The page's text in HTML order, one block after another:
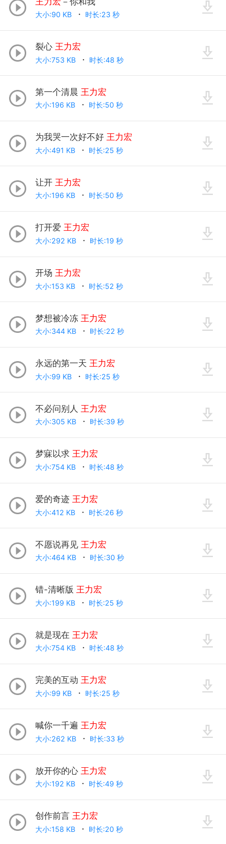
大小:90 KB 时长:23 秒
裂心 王力宏
大小:753 KB 时长:48 秒
第一个清晨 王力宏
大小:196 KB 时长:50 秒
为我哭一次好不好 王力宏
大小:491 KB 时长:25 秒
让开 王力宏
大小:196 KB 时长:50 秒
打开爱 王力宏
大小:292 KB 时长:19 秒
开场 王力宏
大小:153 KB 时长:52 秒
梦想被冷冻 王力宏
大小:344 KB 时长:22 秒
永远的第一天 王力宏
大小:99 KB 时长:25 秒
不必问别人 王力宏
大小:305 KB 时长:39 秒
梦寐以求 王力宏
大小:754 KB 时长:48 秒
爱的奇迹 王力宏
大小:412 KB 时长:26 秒
不愿说再见 王力宏
大小:464 KB 时长:30 秒
错-清晰版 王力宏
大小:199 KB 时长:25 秒
就是现在 王力宏
大小:754 KB 时长:48 秒
完美的互动 王力宏
大小:99 KB 时长:25 秒
喊你一千遍 王力宏
大小:262 KB 时长:33 秒
放开你的心 王力宏
大小:192 KB 时长:49 秒
创作前言 王力宏
大小:158 KB 时长:20 秒